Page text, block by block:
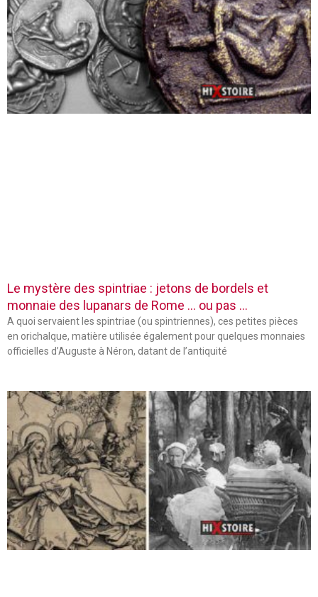
Le mystère des spintriae : jetons de bordels et
monnaie des lupanars de Rome … ou pas …
A quoi servaient les spintriae (ou spintriennes), ces petites pièces
en orichalque, matière utilisée également pour quelques monnaies
officielles d’Auguste à Néron, datant de l’antiquité